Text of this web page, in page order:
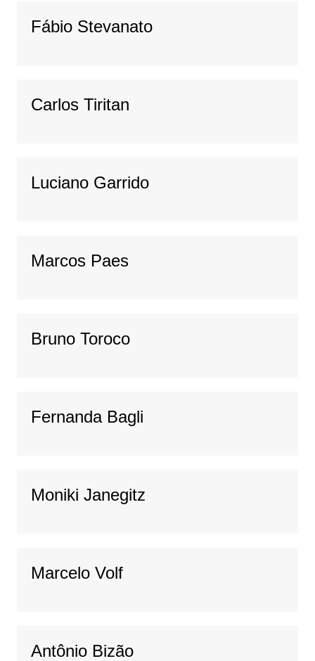
Fábio Stevanato
Carlos Tiritan
Luciano Garrido
Marcos Paes
Bruno Toroco
Fernanda Bagli
Moniki Janegitz
Marcelo Volf
Antônio Bizão